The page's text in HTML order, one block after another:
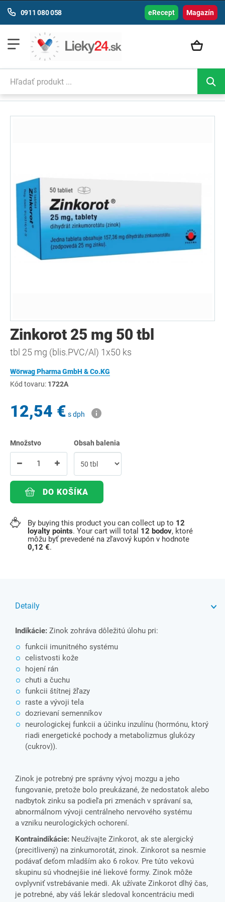
Magazín
0911 080 058 eRecept
Zinkorot 25 mg 50 tbl
tbl 25 mg (blis.PVC/Al) 1x50 ks
Wörwag Pharma GmbH & Co.KG
Kód tovaru: 1722A
12,54 € s dph
Množstvo Obsah balenia
DO KOŠÍKA
By buying this product you can collect up to 12
loyalty points. Your cart will total 12 bodov, ktoré
môžu byť prevedené na zľavový kupón v hodnote
0,12 €.
Detaily
Indikácie: Zinok zohráva dôležitú úlohu pri:
funkcii imunitného systému
celistvosti kože
hojení rán
chuti a čuchu
funkcii štítnej žľazy
raste a vývoji tela
dozrievaní semenníkov
neurologickej funkcii a účinku inzulínu (hormónu, ktorý
riadi energetické pochody a metabolizmus glukózy
(cukrov)).
Zinok je potrebný pre správny vývoj mozgu a jeho
fungovanie, pretože bolo preukázané, že nedostatok alebo
nadbytok zinku sa podieľa pri zmenách v správaní sa,
abnormálnom vývoji centrálneho nervového systému
a vzniku neurologických ochorení.
Kontraindikácie: Neužívajte Zinkorot, ak ste alergický
(precitlivený) na zinkumorotát, zinok. Zinkorot sa nesmie
podávať deťom mladším ako 6 rokov. Pre túto vekovú
skupinu sú vhodnejšie iné liekové formy. Zinok môže
ovplyvniť vstrebávanie medi. Ak užívate Zinkorot dlhý čas,
je potrebné, aby váš lekár sledoval koncentráciu medi